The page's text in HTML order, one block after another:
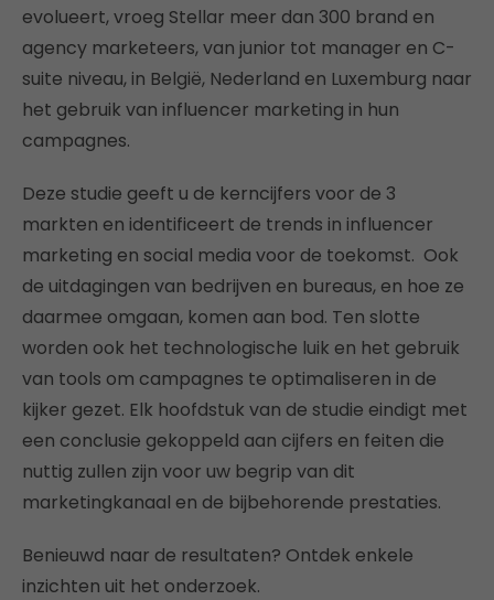
evolueert, vroeg Stellar meer dan 300 brand en
agency marketeers, van junior tot manager en C-
suite niveau, in België, Nederland en Luxemburg naar
het gebruik van influencer marketing in hun
campagnes.
Deze studie geeft u de kerncijfers voor de 3
markten en identificeert de trends in influencer
marketing en social media voor de toekomst. Ook
de uitdagingen van bedrijven en bureaus, en hoe ze
daarmee omgaan, komen aan bod. Ten slotte
worden ook het technologische luik en het gebruik
van tools om campagnes te optimaliseren in de
kijker gezet. Elk hoofdstuk van de studie eindigt met
een conclusie gekoppeld aan cijfers en feiten die
nuttig zullen zijn voor uw begrip van dit
marketingkanaal en de bijbehorende prestaties.
Benieuwd naar de resultaten? Ontdek enkele
inzichten uit het onderzoek.